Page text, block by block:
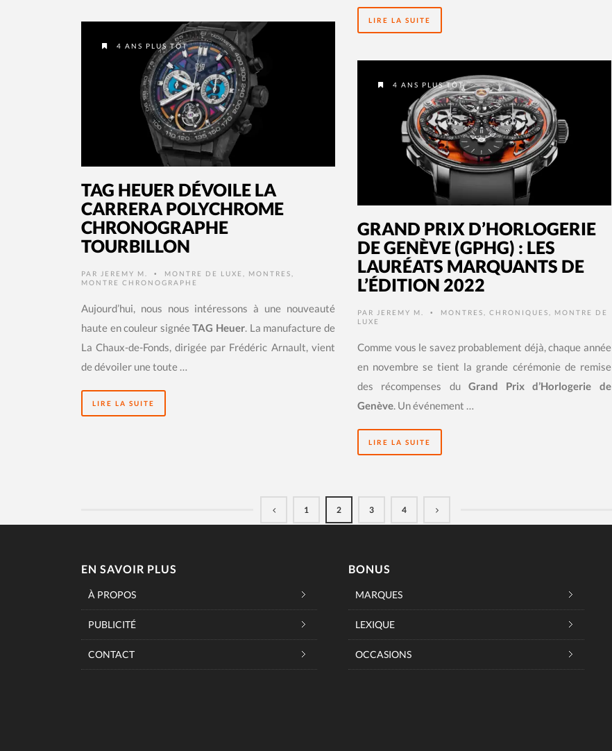
LIRE LA SUITE
4 ANS PLUS TÔT
TAG HEUER DÉVOILE LA
CARRERA POLYCHROME
CHRONOGRAPHE
TOURBILLON
PAR JEREMY M. • MONTRE DE LUXE MONTRES
MONTRE CHRONOGRAPHE
Aujourd’hui, nous nous intéressons à une nouveauté
haute en couleur signéeTAG Heuer. La manufacture de
La Chaux-de-Fonds, dirigée par Frédéric Arnault, vient
de dévoiler une toute …
LIRE LA SUITE
4 ANS PLUS TÔT
GRAND PRIX D’HORLOGERIE
DE GENÈVE (GPHG) : LES
LAURÉATS MARQUANTS DE
L’ÉDITION 2022
PAR JEREMY M. • MONTRES CHRONIQUES
MONTRE DE
LUXE
Comme vous le savez probablement déjà, chaque année
en novembre se tient la grande cérémonie de remise
des récompenses du Grand Prix d’Horlogerie de
Genève. Un événement …
LIRE LA SUITE
1 2 3 4
EN SAVOIR PLUS
À PROPOS
PUBLICITÉ
CONTACT
BONUS
MARQUES
LEXIQUE
OCCASIONS